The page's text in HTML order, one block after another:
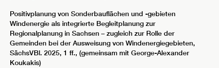
Positivplanung von Sonderbauflächen und -gebieten
Windenergie als integrierte Begleitplanung zur
Regionalplanung in Sachsen – zugleich zur Rolle der
Gemeinden bei der Ausweisung von Windenergiegebieten,
SächsVBl. 2025, 1 ff., (gemeinsam mit George-Alexander
Koukakis)